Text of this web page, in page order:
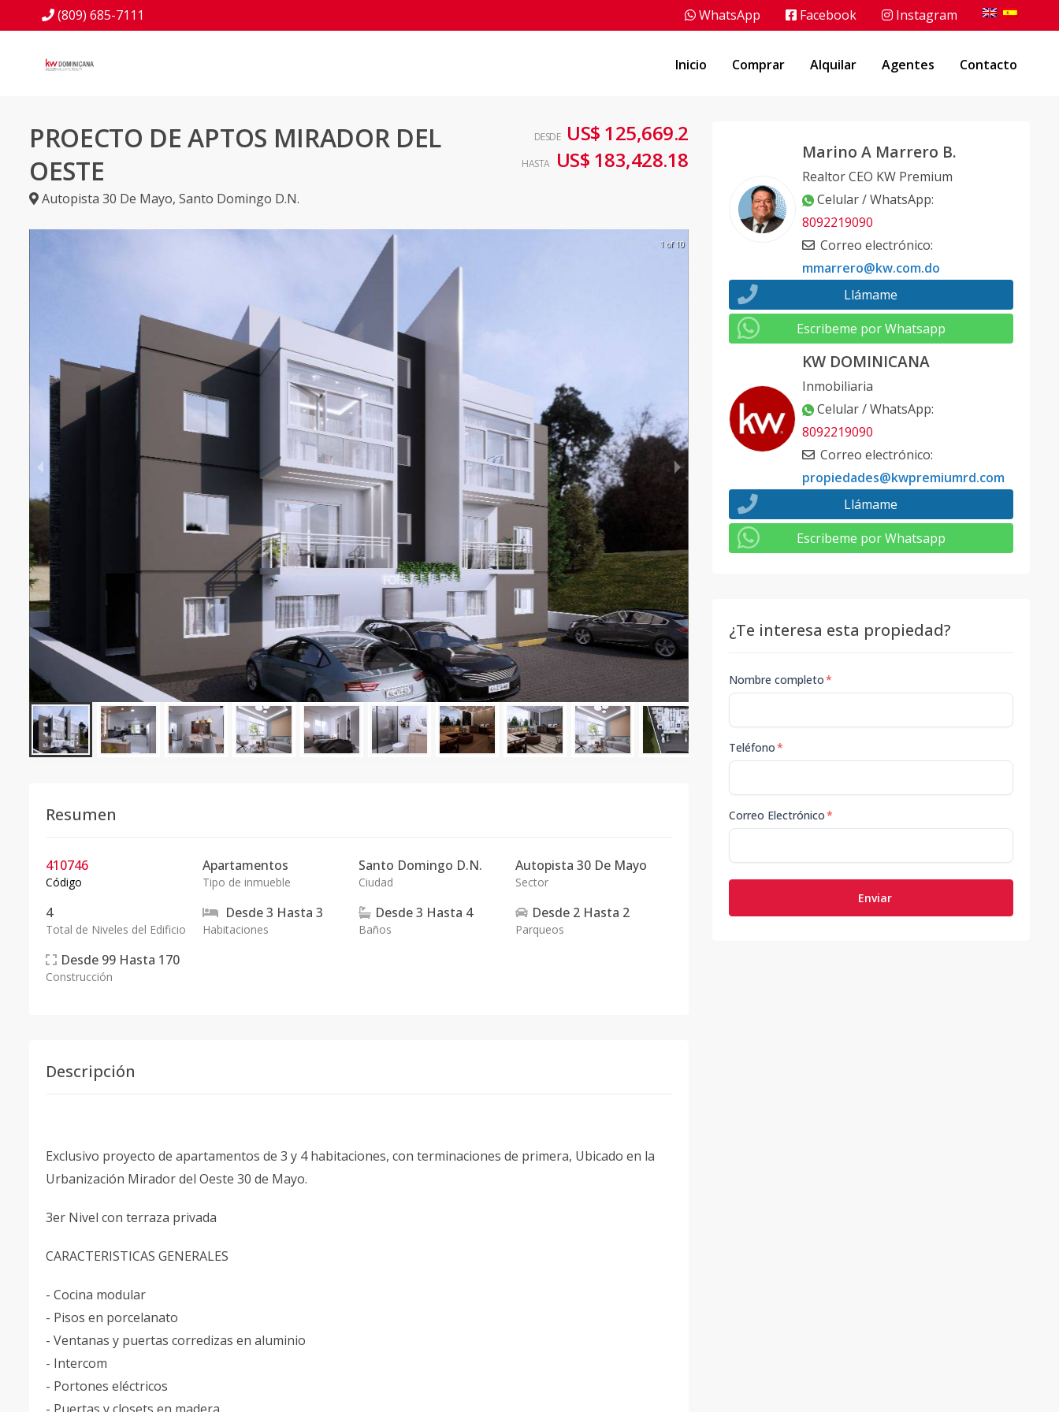
(809) 685-7111 WhatsApp Facebook Instagram
Inicio Comprar Alquilar Agentes Contacto
PROECTO DE APTOS MIRADOR DEL
OESTE
Autopista 30 De Mayo, Santo Domingo D.N.
DESDE US$ 125,669.2
HASTA US$ 183,428.18
1 of 10
Resumen
410746
Código
Apartamentos
Tipo de inmueble
Santo Domingo D.N.
Ciudad
Autopista 30 De Mayo
Sector
4
Total de Niveles del Edificio
Desde3 Hasta 3
Habitaciones
Desde3 Hasta 4
Baños
Desde 2 Hasta 2
Parqueos
Desde 99 Hasta 170
Construcción
Descripción
Exclusivo proyecto de apartamentos de 3 y 4 habitaciones, con terminaciones de primera, Ubicado en la
Urbanización Mirador del Oeste 30 de Mayo.
3er Nivel con terraza privada
CARACTERISTICAS GENERALES
- Cocina modular
- Pisos en porcelanato
- Ventanas y puertas corredizas en aluminio
- Intercom
- Portones eléctricos
Marino A Marrero B.
Realtor CEO KW Premium
Celular / WhatsApp:
8092219090
Correo electrónico:
mmarrero@kw.com.do
Llámame
Escribeme por Whatsapp
KW DOMINICANA
Inmobiliaria
Celular / WhatsApp:
8092219090
Correo electrónico:
propiedades@kwpremiumrd.com
Llámame
Escribeme por Whatsapp
¿Te interesa esta propiedad?
Nombre completo*
Teléfono*
Correo Electrónico*
Enviar